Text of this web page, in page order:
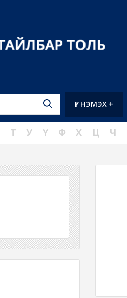
ҮГ НЭМЭХ +
Т У Ү Ф Х Ц Ч